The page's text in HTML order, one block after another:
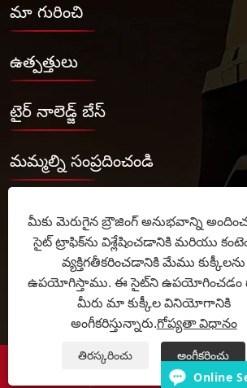
మా గురించి
ఉత్పత్తులు
టైర్ నాలెడ్జ్ బేస్
మమ్మల్ని సంప్రదించండి
కాపీరైట్ © 2025 JABIL Rubber Co., Ltd. సర్వ
Links Sitemap RSS XML గోప్యతా

మీకు మెరుగైన బ్రౌజింగ్ అనుభవాన్ని
సైట్ ట్రాఫిక్‌ను విశ్లేషించడానికి మరియు
వ్యక్తిగతీకరించడానికి మేము కుక్కీలను
ఉపయోగిస్తాము. ఈ సైట్‌ని ఉపయోగించడం
మీరు మా కుక్కీల వినియోగానికి
అంగీకరిస్తున్నారు.గోప్యతా విధానం
తిరస్కరించు అంగీకరించు
Online